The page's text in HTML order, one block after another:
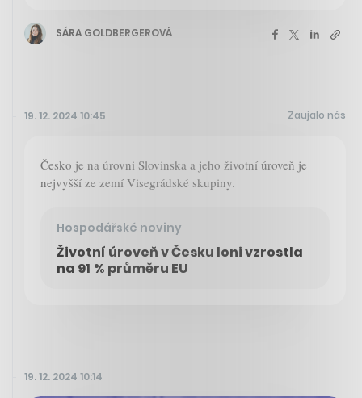
SÁRA GOLDBERGEROVÁ
19. 12. 2024 10:45 Zaujalo nás
Česko je na úrovni Slovinska a jeho životní úroveň je
nejvyšší ze zemí Visegrádské skupiny.
Hospodářské noviny
Životní úroveň v Česku loni vzrostla
na 91 % průměru EU
19. 12. 2024 10:14